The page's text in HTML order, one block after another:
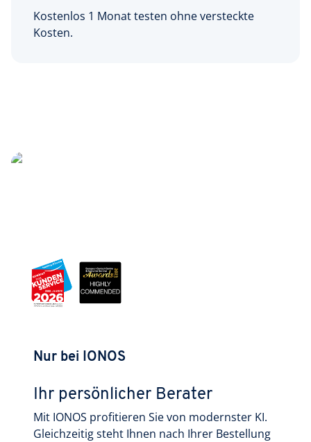
Kostenlos 1 Monat testen ohne versteckte
Kosten.
Nur bei IONOS
Ihr persönlicher Berater
Mit IONOS profitieren Sie von modernster KI.
Gleichzeitig steht Ihnen nach Ihrer Bestellung